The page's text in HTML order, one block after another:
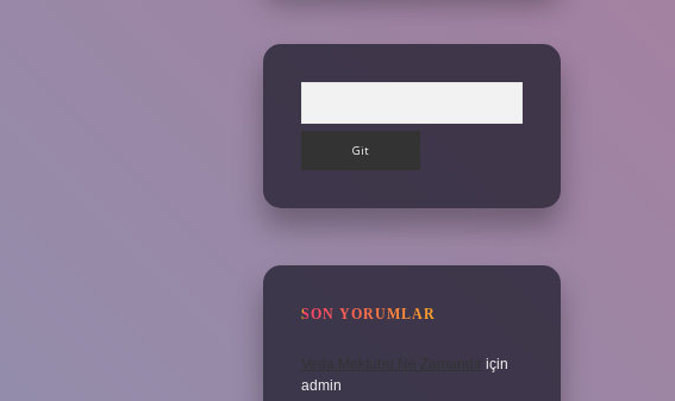
SON YORUMLAR
Veda Mektubu Ne Zamandır için
admin